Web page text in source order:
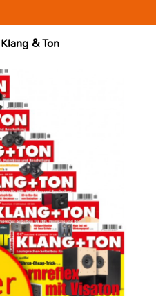
& Ton